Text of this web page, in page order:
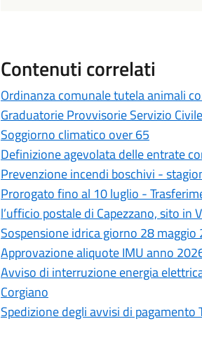
Contenuti correlati
Ordinanza comunale tutela animali
Graduatorie Provvisorie Servizio
Soggiorno climatico over 65
Definizione agevolata delle entrate
Prevenzione incendi boschivi -
Prorogato fino al 10 luglio -
l’ufficio postale di Capezzano, sito in
Sospensione idrica giorno 28 maggio
Approvazione aliquote IMU anno
Avviso di interruzione energia
Corgiano
Spedizione degli avvisi di pagamento